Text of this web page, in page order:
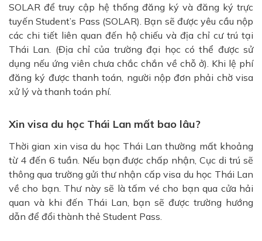
SOLAR để truy cập hệ thống đăng ký và đăng ký trực
tuyến Student’s Pass (SOLAR). Bạn sẽ được yêu cầu nộp
các chi tiết liên quan đến hộ chiếu và địa chỉ cư trú tại
Thái Lan. (Địa chỉ của trường đại học có thể được sử
dụng nếu ứng viên chưa chắc chắn về chỗ ở). Khi lệ phí
đăng ký được thanh toán, người nộp đơn phải chờ visa
xử lý và thanh toán phí.
Xin visa du học Thái Lan mất bao lâu?
Thời gian xin visa du học Thái Lan thường mất khoảng
từ 4 đến 6 tuần. Nếu bạn được chấp nhận, Cục di trú sẽ
thông qua trường gửi thư nhận cấp visa du học Thái Lan
về cho bạn. Thư này sẽ là tấm vé cho bạn qua cửa hải
quan và khi đến Thái Lan, bạn sẽ được trường hướng
dẫn để đổi thành thẻ Student Pass.